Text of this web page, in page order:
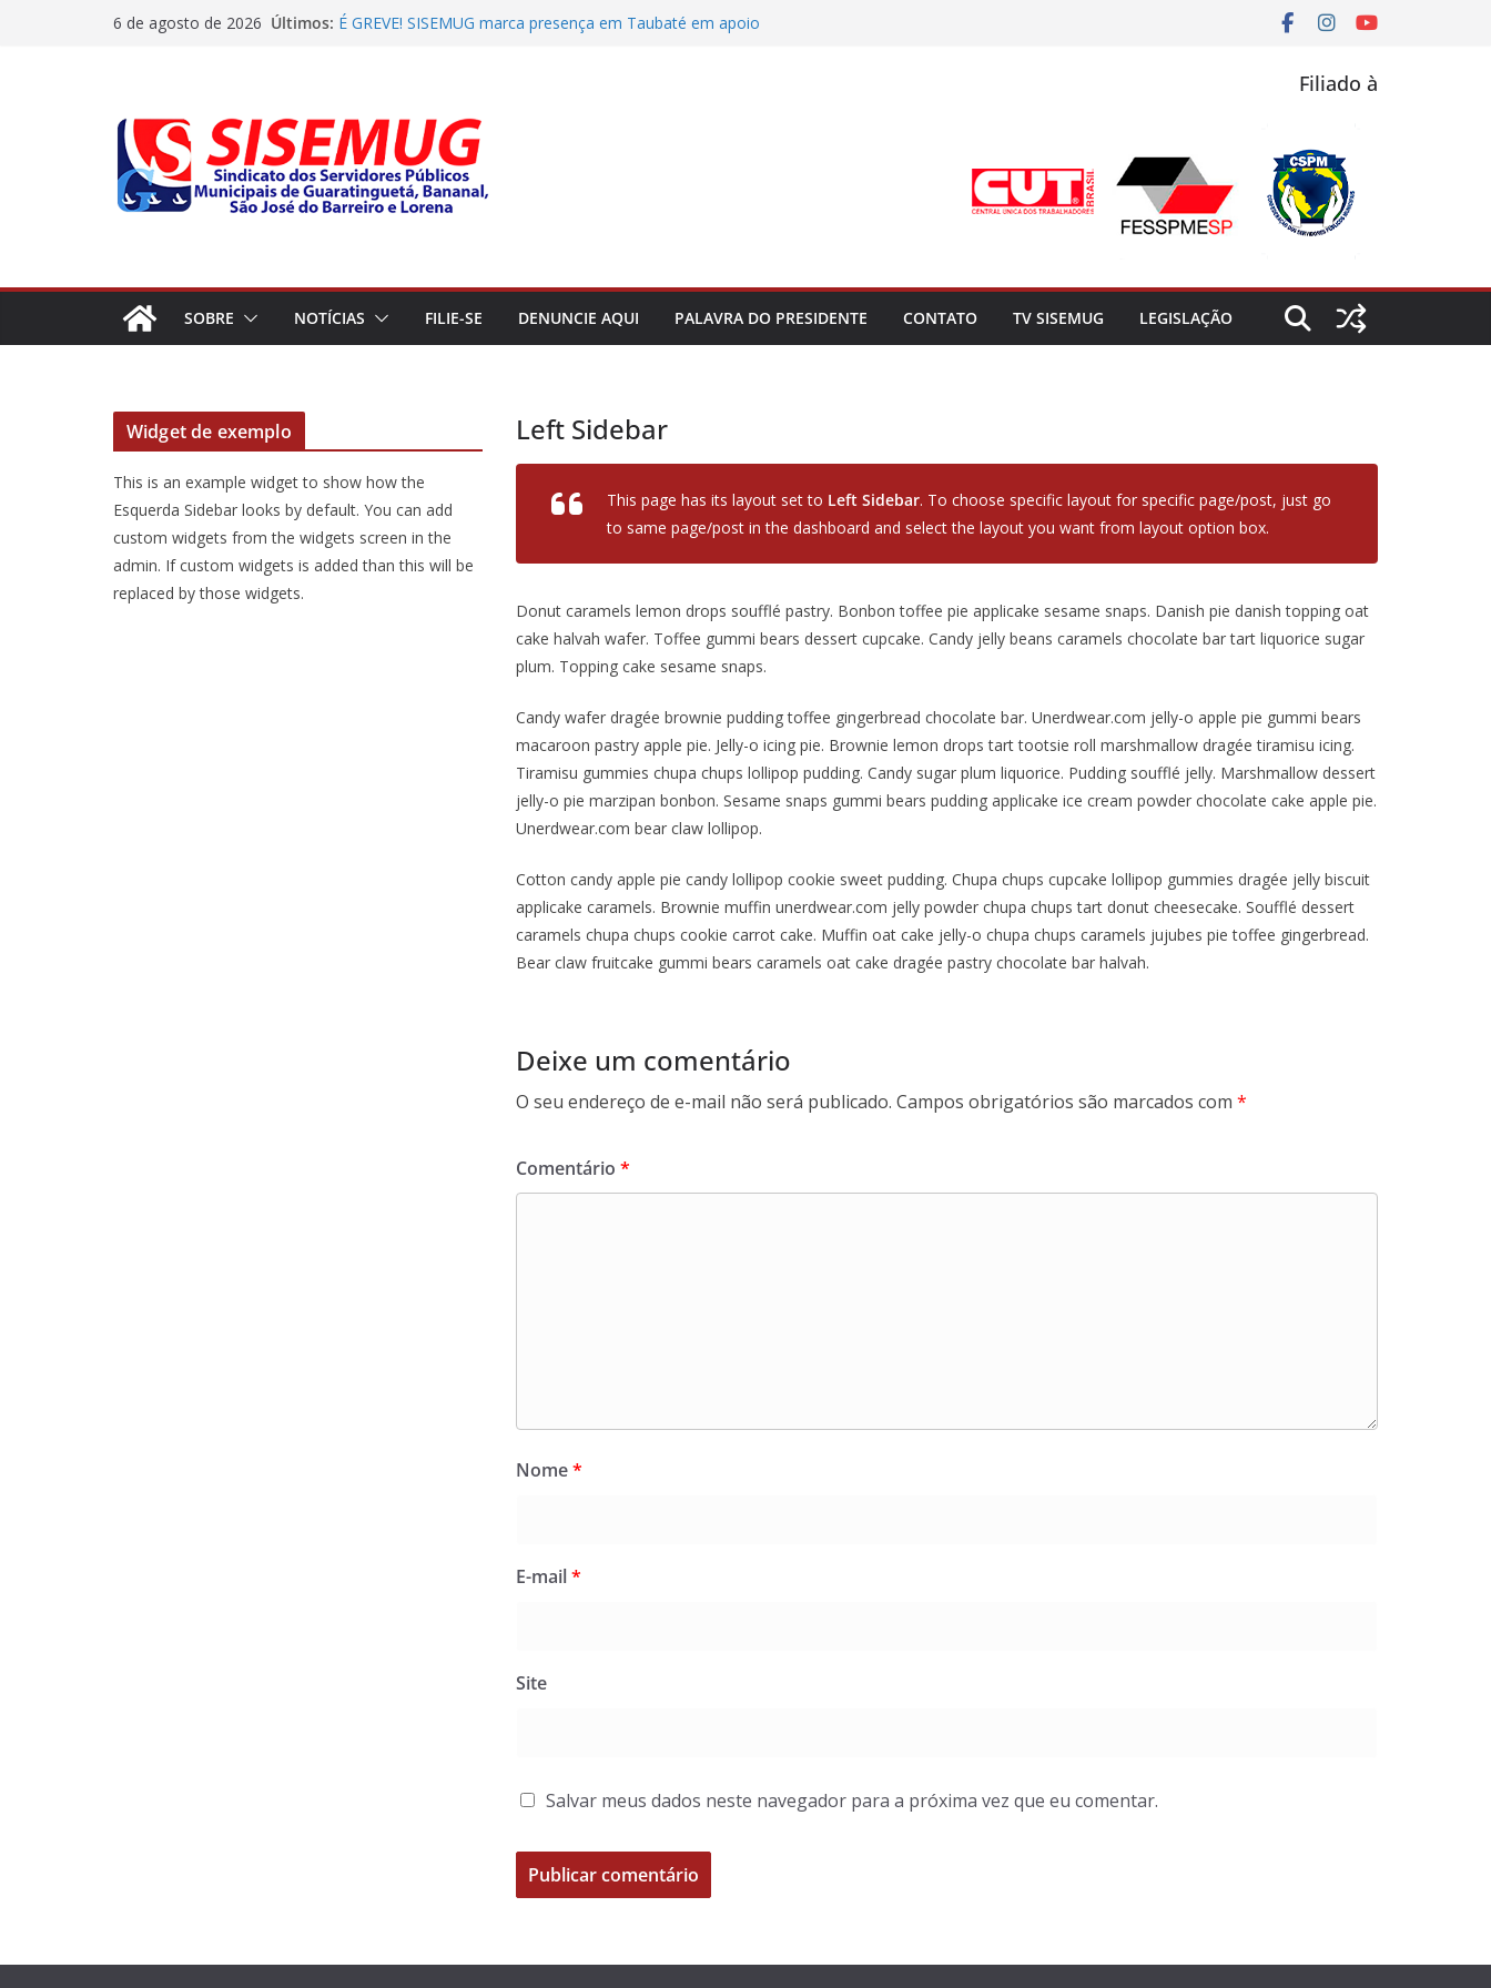
6 de agosto de 2026 Últimos: É GREVE! SISEMUG marca presença em Taubaté em apoio
reajuste de 4,85% retroativo a março de 2025
Audiência de dissídio coletivo em Campinas entre prefeitura e
Sindicato dos Servidores de Bananal
Audiência do dissídio dos servidores de Bananal é adiada
Filiado à
SOBRE NOTÍCIAS FILIE-SE DENUNCIE AQUI PALAVRA DO PRESIDENTE CONTATO TV SISEMUG LEGISLAÇÃO
Left Sidebar
This page has its layout set to Left Sidebar. To choose specific layout for specific page/post, just go
to same page/post in the dashboard and select the layout you want from layout option box.
Donut caramels lemon drops soufflé pastry. Bonbon toffee pie applicake sesame snaps. Danish pie danish topping oat
cake halvah wafer. Toffee gummi bears dessert cupcake. Candy jelly beans caramels chocolate bar tart liquorice sugar
plum. Topping cake sesame snaps.
Candy wafer dragée brownie pudding toffee gingerbread chocolate bar. Unerdwear.com jelly-o apple pie gummi bears
macaroon pastry apple pie. Jelly-o icing pie. Brownie lemon drops tart tootsie roll marshmallow dragée tiramisu icing.
Tiramisu gummies chupa chups lollipop pudding. Candy sugar plum liquorice. Pudding soufflé jelly. Marshmallow dessert
jelly-o pie marzipan bonbon. Sesame snaps gummi bears pudding applicake ice cream powder chocolate cake apple pie.
Unerdwear.com bear claw lollipop.
Cotton candy apple pie candy lollipop cookie sweet pudding. Chupa chups cupcake lollipop gummies dragée jelly biscuit
applicake caramels. Brownie muffin unerdwear.com jelly powder chupa chups tart donut cheesecake. Soufflé dessert
caramels chupa chups cookie carrot cake. Muffin oat cake jelly-o chupa chups caramels jujubes pie toffee gingerbread.
Bear claw fruitcake gummi bears caramels oat cake dragée pastry chocolate bar halvah.
Deixe um comentário
O seu endereço de e-mail não será publicado. Campos obrigatórios são marcados com *
Comentário *
Nome*
E-mail*
Site
Salvar meus dados neste navegador para a próxima vez que eu comentar.
Widget de exemplo
This is an example widget to show how the
Esquerda Sidebar looks by default. You can add
custom widgets from the widgets screen in the
admin. If custom widgets is added than this will be
replaced by those widgets.